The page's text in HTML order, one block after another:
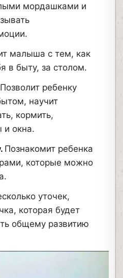
мордашками и
малыша с тем, как
в быту, за столом.
Позволит ребенку
научит
кормить,
и окна.
Познакомит ребенка
которые можно
уточек,
которая будет
общему развитию